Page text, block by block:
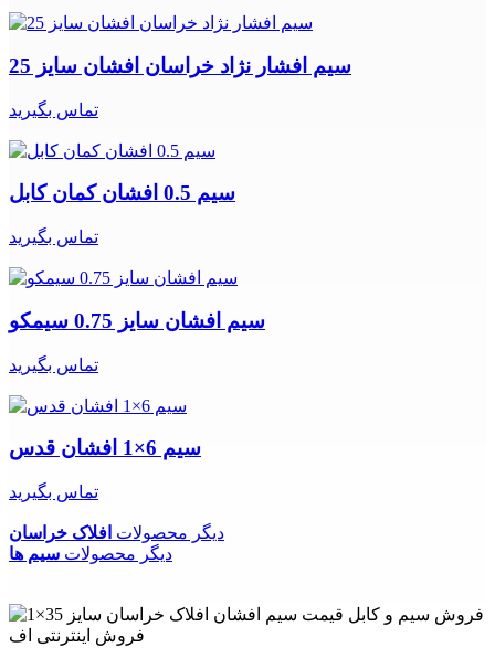
سیم افشار نژاد خراسان افشان سایز 25
تماس بگیرید
سیم 0.5 افشان کمان کابل
تماس بگیرید
سیم افشان سایز 0.75 سیمکو
تماس بگیرید
سیم 6×1 افشان قدس
تماس بگیرید
دیگر محصولات افلاک خراسان
دیگر محصولات سیم ها